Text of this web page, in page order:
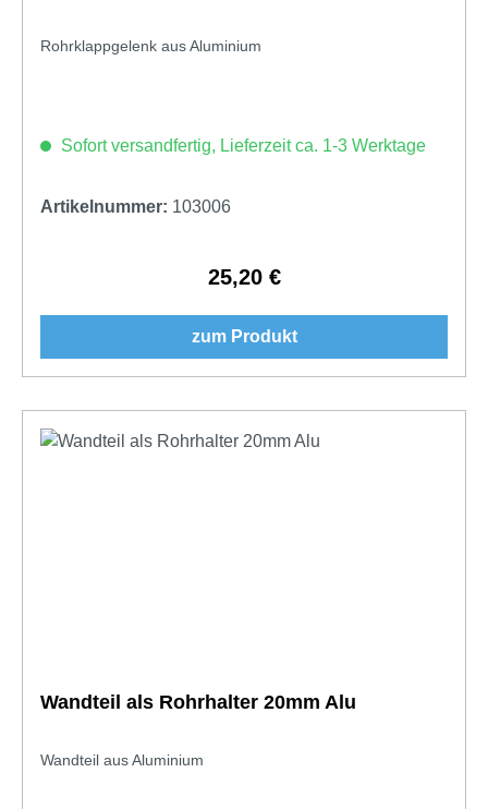
Rohrklappgelenk aus Aluminium
Sofort versandfertig, Lieferzeit ca. 1-3 Werktage
Artikelnummer: 103006
Regulärer Preis:
25,20 €
zum Produkt
Wandteil als Rohrhalter 20mm Alu
Wandteil aus Aluminium